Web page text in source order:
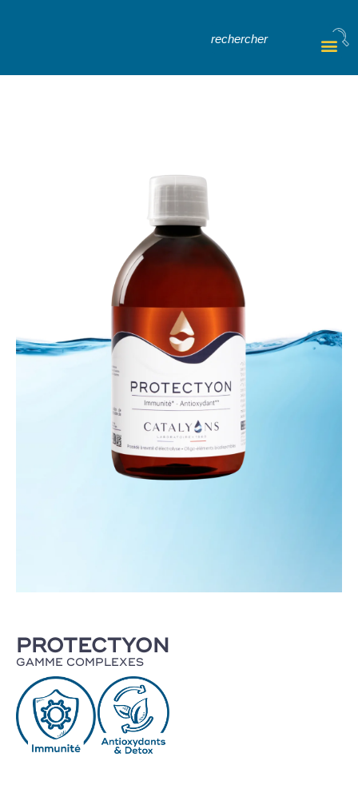
PROTECTYON
GAMME COMPLEXES